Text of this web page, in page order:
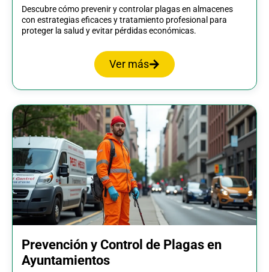
Descubre cómo prevenir y controlar plagas en almacenes
con estrategias eficaces y tratamiento profesional para
proteger la salud y evitar pérdidas económicas.
Ver más
Prevención y Control de Plagas en
Ayuntamientos